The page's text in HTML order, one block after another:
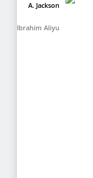
Ibrahim Aliyu
A. Jackson